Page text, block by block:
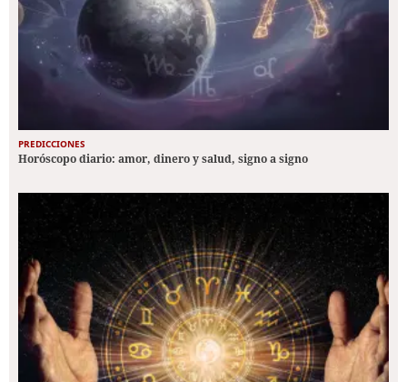
PREDICCIONES
Horóscopo diario: amor, dinero y salud, signo a signo